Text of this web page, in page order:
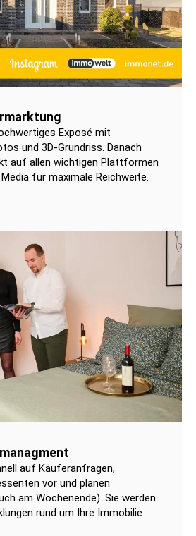
Exposé mit
und 3D-Grundriss. Danach
auf allen wichtigen Plattformen
für maximale Reichweite.
auf Käuferanfragen,
vor und planen
am Wochenende). Sie werden
rund um Ihre Immobilie